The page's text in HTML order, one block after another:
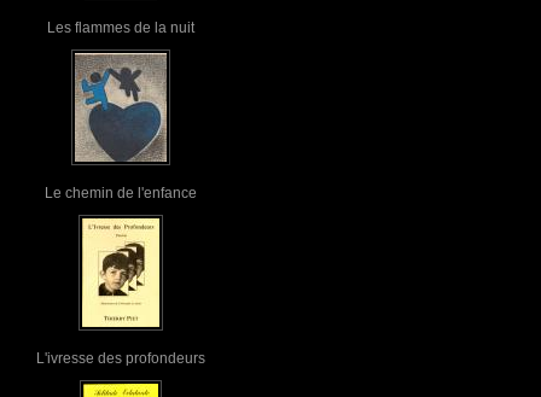
Les flammes de la nuit
Le chemin de l'enfance
L'ivresse des profondeurs